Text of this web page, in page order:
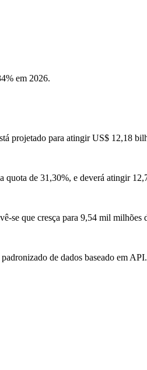
em 2026.
projetado para atingir US$ 12,18
de 31,30%, e deverá atingir
se que cresça para 9,54 mil milhões
de dados baseado em API.